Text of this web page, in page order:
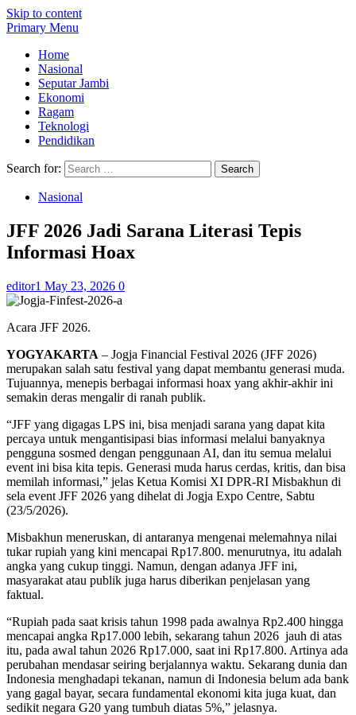
Skip to content
Primary Menu
Home
Nasional
Seputar Jambi
Ekonomi
Ragam
Teknologi
Pendidikan
Search for:
Nasional
JFF 2026 Jadi Sarana Literasi Tepis
Informasi Hoax
editor1 May 23, 2026 0
Acara JFF 2026.
YOGYAKARTA – Jogja Financial Festival 2026 (JFF 2026)
merupakan salah satu festival yang dapat membantu generasi muda.
Tujuannya, menepis berbagai informasi hoax yang akhir-akhir ini
semakin deras mengalir di ranah publik.
“JFF yang digagas LPS ini, bisa menjadi sarana yang dapat kita
percaya untuk mengantisipasi bias informasi melalui banyaknya
pengguna sosmed dengan penggunaan AI, dan itu semua melalui
event ini bisa kita tepis. Generasi muda harus cerdas, kritis, dan bisa
memilah informasi,” jelas Ketua Komisi XI DPR-RI Misbakhun di
sela event JFF 2026 yang dihelat di Jogja Expo Centre, Sabtu
(23/5/2026).
Misbakhun meneruskan, di antaranya mengenai melemahnya nilai
tukar rupiah yang kini mencapai Rp17.800. menurutnya, itu adalah
angka yang cukup tinggi. Namun, dengan adanya JFF ini,
masyarakat atau publik juga harus diberikan penjelasan yang
faktual.
“Rupiah pada saat krisis tahun 1998 pada awalnya Rp2.400 hingga
mencapai angka Rp17.000 lebih, sekarang tahun 2026 jauh di atas
itu, pada awal tahun 2026 Rp17.000, saat ini Rp17.800. Artinya ada
perubahan mendasar seiring berjalannya waktu. Sekarang dunia dan
Indonesia menghadapi tekanan, namun di Indonesia belum ada bank
yang gagal bayar, secara fundamental ekonomi kita juga kuat, dan
sedikit negara G20 yang tumbuh diatas 5%,” jelasnya.